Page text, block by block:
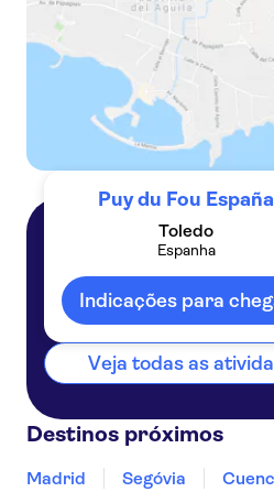
Puy du Fou España
Toledo
Espanha
Indicações para
Veja todas as
Destinos próximos
Madrid Segóvia